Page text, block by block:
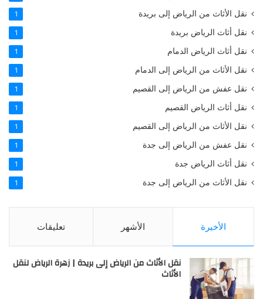
نقل الأثاث من الرياض إلى بريدة 1
نقل أثاث الرياض بريدة 1
نقل أثاث الرياض الدمام 1
نقل الأثاث من الرياض إلى الدمام 1
نقل عفش من الرياض إلى القصيم 1
نقل أثاث الرياض القصيم 1
نقل الأثاث من الرياض إلى القصيم 1
نقل عفش من الرياض إلى جدة 1
نقل أثاث الرياض جدة 1
نقل الأثاث من الرياض إلى جدة 1
الأخيرة الأشهر تعليقات
نقل الأثاث من الرياض إلى بريدة | زهرة الرياض لنقل
الأثاث